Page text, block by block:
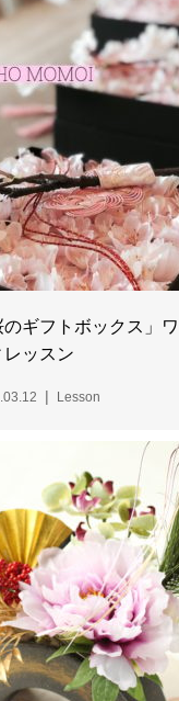
のギフトボックス」
レッスン
Lesson